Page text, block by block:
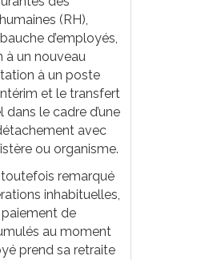
(RH),
d’employés,
à un nouveau
à un poste
et le transfert
dans le cadre d’une
avec
ou organisme.
remarqué
inhabituelles,
de
au moment
prend sa retraite